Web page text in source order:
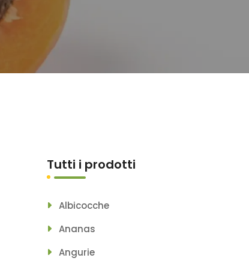
Tutti i prodotti
Albicocche
Ananas
Angurie